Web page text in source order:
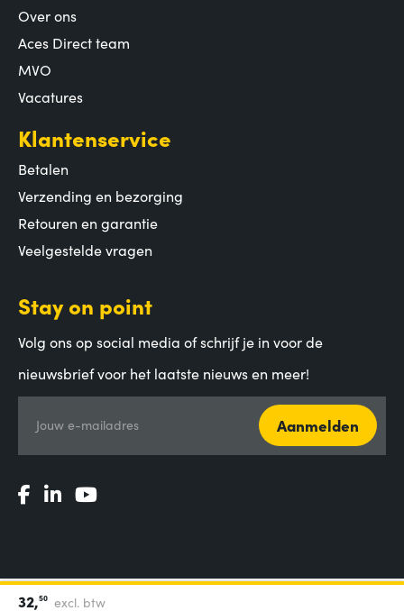
32,50 excl. btw
Over ons
Aces Direct team
MVO
Vacatures
Klantenservice
Betalen
Verzending en bezorging
Retouren en garantie
Veelgestelde vragen
Stay on point
Volg ons op social media of schrijf je in voor de
nieuwsbrief voor het laatste nieuws en meer!
Jouw e-mailadres Aanmelden
Algemene voorwaarden